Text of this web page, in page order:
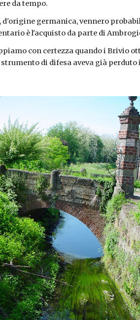
da tempo.
d'origine germanica, vennero
è l'acquisto da parte di
con certezza quando i Brivio
di difesa aveva già perduto